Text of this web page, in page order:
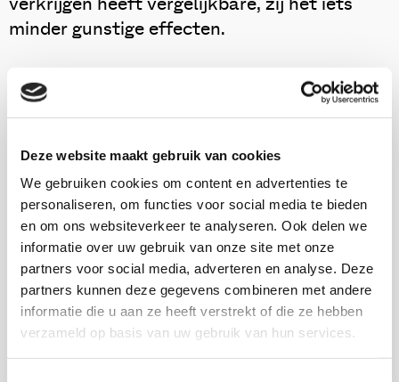
Deze website maakt gebruik van cookies
We gebruiken cookies om content en advertenties te
personaliseren, om functies voor social media te bieden
en om ons websiteverkeer te analyseren. Ook delen we
informatie over uw gebruik van onze site met onze
partners voor social media, adverteren en analyse. Deze
partners kunnen deze gegevens combineren met andere
informatie die u aan ze heeft verstrekt of die ze hebben
verzameld op basis van uw gebruik van hun services.
verkrijgen heeft vergelijkbare, zij het iets
minder gunstige effecten.
evaluatieonderzoek dat het Verwey-Jonker Instituut in
opdracht van de SDV uitvoerde naar het functioneren
onderzoek in opdracht van de SDV werden ruim 300
veteranen ondervraagd over hun ervaringen met de
hulp- en dienstverlening van de stichting ondervraagd.
Daarbij toonden de veteranen zich behalve over de
hulpverlening ook zeer tevreden over de andere
onderdelen van het dienstenaanbod van de SDV, zoals
de veteranenpas, het veteranenblad der Opmaat, de
informatieve dienstverlening van het centrale bureau